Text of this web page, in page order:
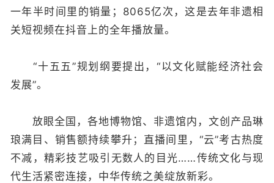
一年半时间里的销量；8065亿次，这是去年非遗相
关短视频在抖音上的全年播放量。
“十五五”规划纲要提出，“以文化赋能经济社会
发展”。
放眼全国，各地博物馆、非遗馆内，文创产品琳
琅满目、销售额持续攀升；直播间里，“云”考古热度
不减，精彩技艺吸引无数人的目光……传统文化与现
代生活紧密连接，中华传统之美绽放新彩。